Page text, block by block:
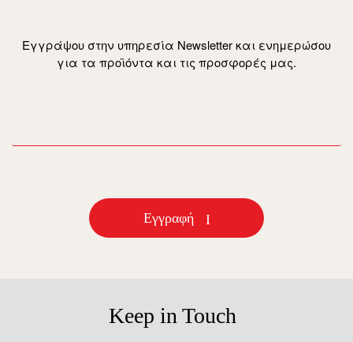
Εγγράψου στην υπηρεσία Newsletter και ενημερώσου
για τα προϊόντα και τις προσφορές μας.
Εγγραφή
Keep in Touch